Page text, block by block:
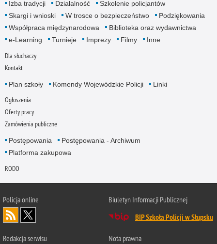
Izba tradycji
Działalność
Szkolenie policjantów
Skargi i wnioski
W trosce o bezpieczeństwo
Podziękowania
Współpraca międzynarodowa
Biblioteka oraz wydawnictwa
e-Learning
Turnieje Imprezy Filmy Inne
Dla słuchaczy
Kontakt
Plan szkoły Komendy Wojewódzkie Policji Linki
Ogłoszenia
Oferty pracy
Zamówienia publiczne
Postępowania
Postępowania - Archiwum
Platforma zakupowa
RODO
Policja online Biuletyn Informacji Publicznej
BIP Szkoła Policji w Słupsku
Redakcja serwisu Nota prawna